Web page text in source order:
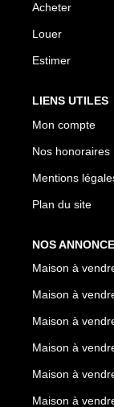
Acheter
Louer
Estimer
LIENS UTILES
Mon compte
Nos honoraires
Mentions
Plan du site
NOS
Maison à
Maison à
Maison à
Maison à
Maison à
Maison à